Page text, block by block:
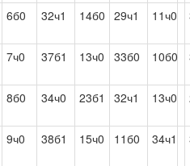
6б0 32ч1 14б0 29ч1 11ч0
7ч0 37б1 13ч0 33б0 10б0
8б0 34ч0 23б1 32ч1 13ч0
9ч0 38б1 15ч0 11б0 34ч1